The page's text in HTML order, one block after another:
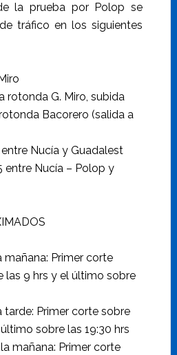
la prueba por Polop se
tráfico en los siguientes
rotonda G. Miro, subida
Bacorero (salida a
Nucía y Guadalest
entre Nucía – Polop y
mañana: Primer corte
las 9 hrs y el último sobre
tarde: Primer corte sobre
sobre las 19:30 hrs
mañana: Primer corte